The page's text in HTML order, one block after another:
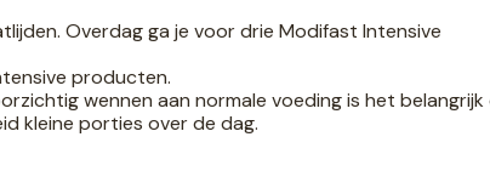
Overdag ga je voor drie Modifast Intensive
producten.
wennen aan normale voeding is het belangrijk
kleine porties over de dag.